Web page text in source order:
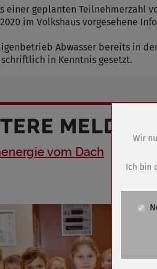
einer geplanten Teilnehmerzahl
im Volkshaus vorgesehene
Abwasser bereits in
in Kenntnis gesetzt.
vom Dach
Anbieter
Cookie
Cookie
Wir
Ich bin